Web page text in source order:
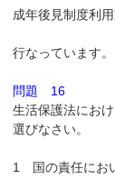
成年後見制度利
行なっています。
問題 16
生活保護法にお
選びなさい。
1 国の責任にお